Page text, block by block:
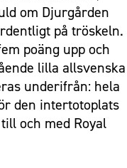
om Djurgården
på tröskeln.
poäng upp och
lilla allsvenska
underifrån: hela
den intertotoplats
och med Royal